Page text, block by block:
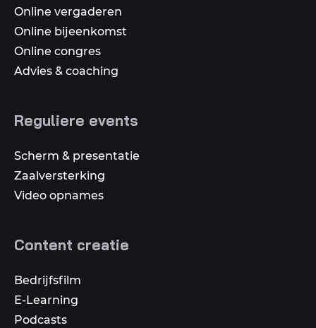
Online vergaderen
Online bijeenkomst
Online congres
Advies & coaching
Reguliere events
Scherm & presentatie
Zaalversterking
Video opnames
Content creatie
Bedrijfsfilm
E-Learning
Podcasts